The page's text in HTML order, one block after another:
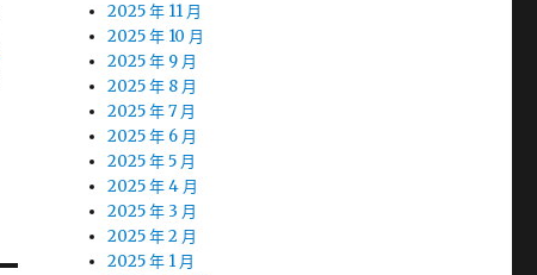
2025 年 11 月
2025 年 10 月
2025 年 9 月
2025 年 8 月
2025 年 7 月
2025 年 6 月
2025 年 5 月
2025 年 4 月
2025 年 3 月
2025 年 2 月
2025 年 1 月